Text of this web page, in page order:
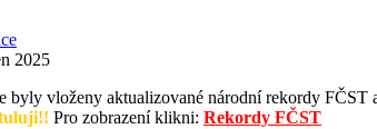
2025
byly vloženy aktualizované národní rekordy
Pro zobrazení klikni: Rekordy FČST